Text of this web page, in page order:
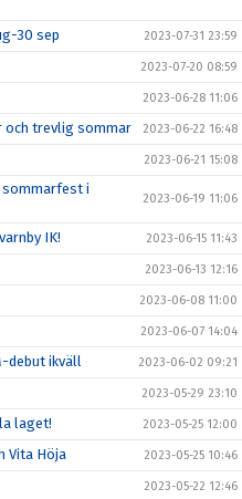
30 sep 2023-07-31 23:59
2023-07-20 08:59
2023-06-28 11:06
och trevlig sommar 2023-06-22 16:48
2023-06-21 15:08
i
2023-06-19 11:06
IK! 2023-06-15 11:43
2023-06-13 12:16
2023-06-08 11:00
2023-06-07 14:04
debut ikväll 2023-06-02 09:21
2023-05-29 23:10
laget! 2023-05-25 12:00
Vita Höja 2023-05-25 10:46
2023-05-22 12:46